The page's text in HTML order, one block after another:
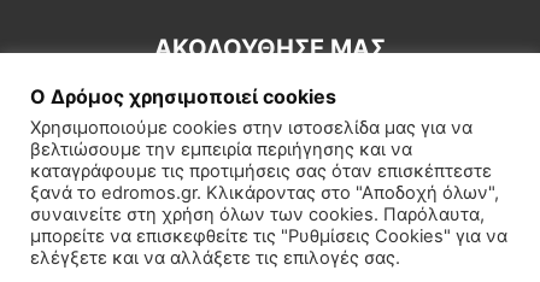
ΑΚΟΛΟΥΘΗΣΕ ΜΑΣ
Εγγραφή συνδρομητή Πολιτική Διεθνή Κοινωνία
Πολιτισμός Αφιερώματα
Ο Δρόμος χρησιμοποιεί cookies
Χρησιμοποιούμε cookies στην ιστοσελίδα μας για να
βελτιώσουμε την εμπειρία περιήγησης και να
καταγράφουμε τις προτιμήσεις σας όταν επισκέπτεστε
ξανά το edromos.gr. Κλικάροντας στο "Αποδοχή όλων",
συναινείτε στη χρήση όλων των cookies. Παρόλαυτα,
μπορείτε να επισκεφθείτε τις "Ρυθμίσεις Cookies" για να
ελέγξετε και να αλλάξετε τις επιλογές σας.